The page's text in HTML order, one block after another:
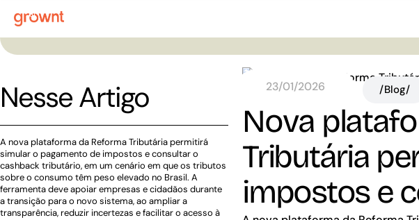
Nesse Artigo
A nova plataforma da Reforma Tributária permitirá
simular o pagamento de impostos e consultar o
cashback tributário, em um cenário em que os tributos
sobre o consumo têm peso elevado no Brasil. A
ferramenta deve apoiar empresas e cidadãos durante
a transição para o novo sistema, ao ampliar a
transparência, reduzir incertezas e facilitar o acesso à
23/01/2026 /Blog/
Nova
Tributária
impostos e